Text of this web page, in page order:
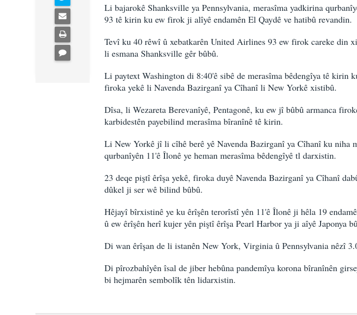
Li bajarokê Shanksville ya Pennsylvania, merasîma yadkirina
93 tê kirin ku ew firok ji alîyê endamên El Qaydê ve hatibû revandin.
Tevî ku 40 rêwî û xebatkarên United Airlines 93 ew firok careke din
li esmana Shanksville gêr bûbû.
Li paytext Washington di 8:40'ê sibê de merasîma bêdengîya tê kirin
firoka yekê li Navenda Bazirganî ya Cîhanî li New Yorkê xistibû.
Dîsa, li Wezareta Berevanîyê, Pentagonê, ku ew jî bûbû armanca
karbidestên payebilind merasîma bîranînê tê kirin.
Li New Yorkê jî li cîhê berê yê Navenda Bazirganî ya Cîhanî ku niha
qurbanîyên 11'ê Îlonê ye heman merasîma bêdengîyê tl darxistin.
23 deqe piştî êrîşa yekê, firoka duyê Navenda Bazirganî ya Cîhanî
dûkel ji ser wê bilind bûbû.
Hêjayî bîrxistinê ye ku êrîşên terorîstî yên 11'ê Îlonê ji hêla 19
û ew êrîşên herî kujer yên piştî êrîşa Pearl Harbor ya ji aîyê Japonya
Di wan êrîşan de li istanên New York, Virginia û Pennsylvania nêzî
Di pîrozbahîyên îsal de jiber hebûna pandemîya korona bîranînên
bi hejmarên sembolîk tên lidarxistin.